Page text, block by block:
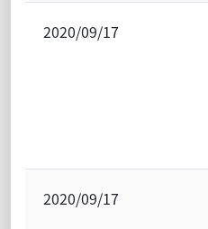
2020/09/17
2020/09/17